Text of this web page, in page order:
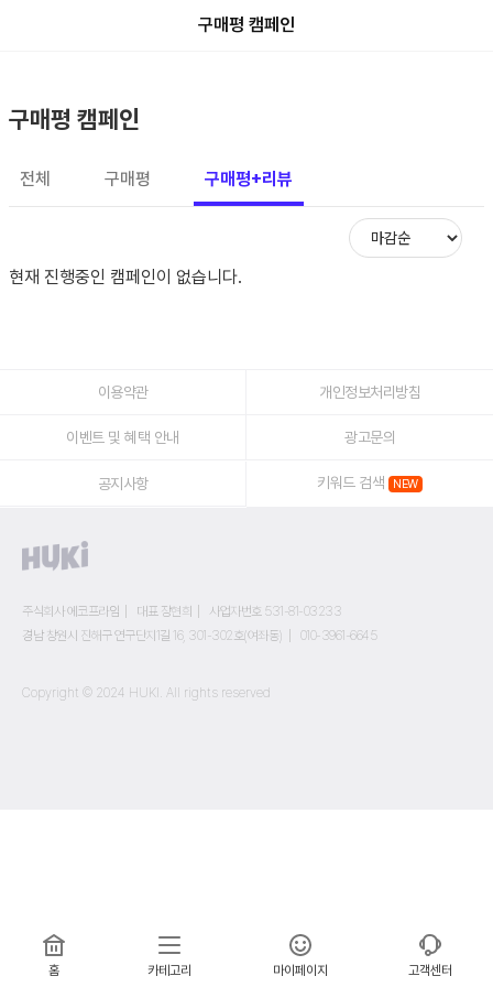
홈 카테고리 마이페이지 고객센터
구매평 캠페인
구매평 캠페인
전체 구매평 구매평+리뷰
현재 진행중인 캠페인이 없습니다.
이용약관 개인정보처리방침
이벤트 및 혜택 안내 광고문의
공지사항 키워드 검색
주식회사 에코프라임 대표 장현희
사업자번호 531-81-03233
경남 창원시 진해구 연구단지1길 16, 301-302호(여좌동)
010-3961-6645
Copyright © 2024 HUKI. All rights reserved